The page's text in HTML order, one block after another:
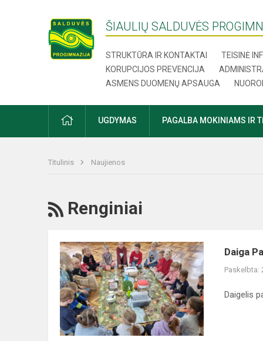
ŠIAULIŲ SALDUVĖS
STRUKTŪRA IR KONTAKTAI
TEISINĖ
KORUPCIJOS PREVENCIJA
ASMENS DUOMENŲ APSAUGA
UGDYMAS PAGALBA MOKINIAMS IR
Titulinis Naujienos
Renginiai
Daiga
Paskelbta:
Daigelis